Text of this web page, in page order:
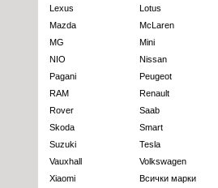
Lexus
Lotus
Mazda
McLaren
MG
Mini
NIO
Nissan
Pagani
Peugeot
RAM
Renault
Rover
Saab
Skoda
Smart
Suzuki
Tesla
Vauxhall
Volkswagen
Xiaomi
Всички марки